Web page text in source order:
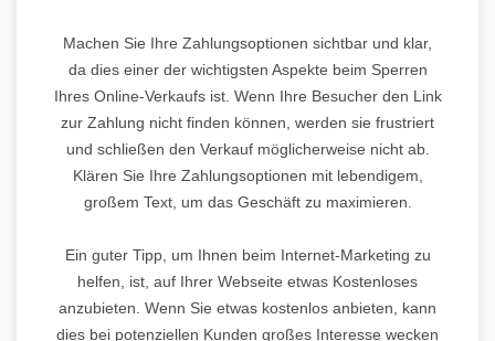
Machen Sie Ihre Zahlungsoptionen sichtbar und klar,
da dies einer der wichtigsten Aspekte beim Sperren
Ihres Online-Verkaufs ist. Wenn Ihre Besucher den Link
zur Zahlung nicht finden können, werden sie frustriert
und schließen den Verkauf möglicherweise nicht ab.
Klären Sie Ihre Zahlungsoptionen mit lebendigem,
großem Text, um das Geschäft zu maximieren.
Ein guter Tipp, um Ihnen beim Internet-Marketing zu
helfen, ist, auf Ihrer Webseite etwas Kostenloses
anzubieten. Wenn Sie etwas kostenlos anbieten, kann
dies bei potenziellen Kunden großes Interesse wecken